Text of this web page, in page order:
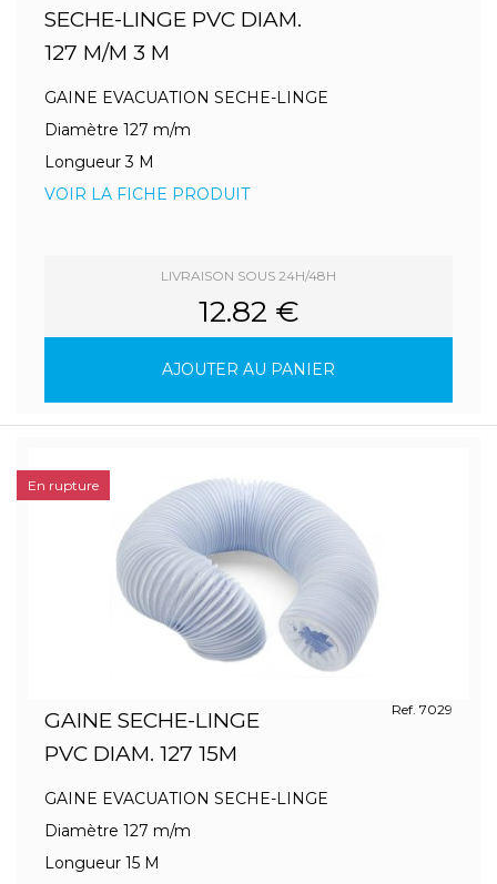
SECHE-LINGE PVC DIAM.
127 M/M 3 M
GAINE EVACUATION SECHE-LINGE
Diamètre 127 m/m
Longueur 3 M
VOIR LA FICHE PRODUIT
LIVRAISON SOUS 24H/48H
12.82 €
AJOUTER AU PANIER
GAINE SECHE-LINGE
PVC DIAM. 127 15M
Ref. 7029
GAINE EVACUATION SECHE-LINGE
Diamètre 127 m/m
Longueur 15 M
En rupture